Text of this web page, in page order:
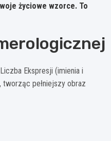
życiowe wzorce. To
Ekspresji (imienia i
tworząc pełniejszy obraz